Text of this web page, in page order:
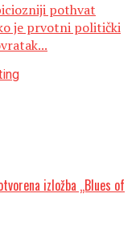
pothvat
je prvotni politički
izložba „Blues of